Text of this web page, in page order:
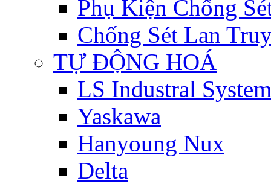
Phụ Kiện Chống
Chống Sét Lan
TỰ ĐỘNG HOÁ
LS Industral
Yaskawa
Hanyoung Nux
Delta